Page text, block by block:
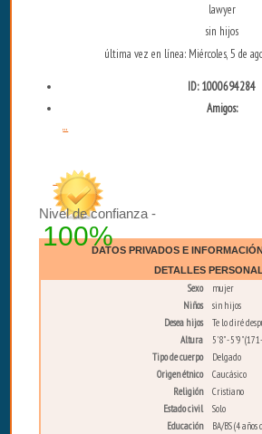
lawyer
sin hijos
última vez en línea: Miércoles, 5 de
ID: 1000694284
Amigos:
...
Nivel de confianza -
100%DATOS PRIVADOS E
DETALLES
Sexo
mujer
Niños
sin hijos
Desea hijos
Te lo diré
Altura
5'8" - 5'9"
Tipo de cuerpo
Delgado
Origen étnico
Caucásico
Religión
Cristiano
Estado civil
Solo
Educación
BA/BS (4